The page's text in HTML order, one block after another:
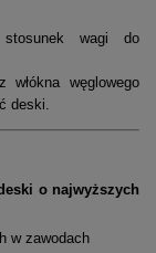
wagi do
włókna węglowego
deski.
o najwyższych
w zawodach